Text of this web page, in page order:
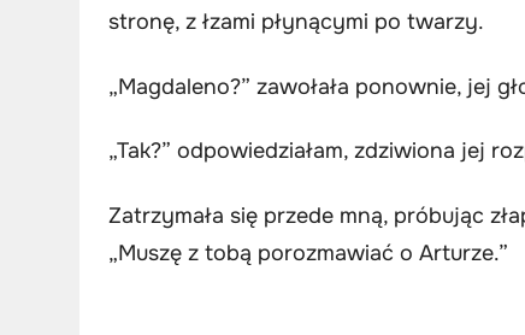
stronę, z łzami płynącymi po twarzy.
„Magdaleno?” zawołała ponownie, jej
„Tak?” odpowiedziałam, zdziwiona jej
Zatrzymała się przede mną, próbując
„Muszę z tobą porozmawiać o Arturze.”